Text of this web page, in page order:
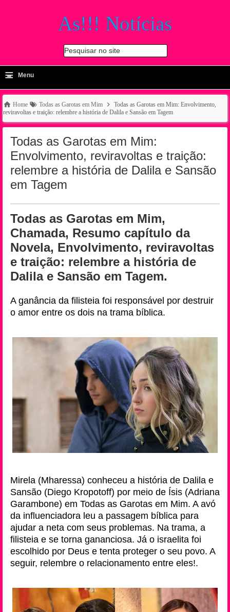
As!!! Notícias
Pesquisar no site
-
≡ Menu
Home Todas as Garotas em Mim
Todas as Garotas em Mim: Envolvimento,
reviravoltas e traição: relembre a história de Dalila e Sansão em Tagem
Todas as Garotas em Mim:
Envolvimento, reviravoltas e traição:
relembre a história de Dalila e Sansão
em Tagem
Todas as Garotas em Mim,
Chamada, Resumo capítulo da
Novela, Envolvimento, reviravoltas
e traição: relembre a história de
Dalila e Sansão em Tagem.
A ganância da filisteia foi responsável por destruir
o amor entre os dois na trama bíblica.
Mirela (Mharessa) conheceu a história de Dalila e
Sansão (Diego Kropotoff) por meio de Ísis (Adriana
Garambone) em Todas as Garotas em Mim. A avó
da influenciadora leu a passagem bíblica para
ajudar a neta com seus problemas. Na trama, a
filisteia e se torna gananciosa. Já o israelita foi
escolhido por Deus e tenta proteger o seu povo. A
seguir, relembre o relacionamento entre eles!.